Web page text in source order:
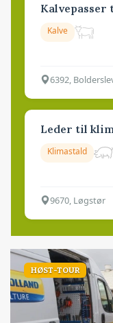
Kalvepasser
Kalve
6392,
Leder til
Klimastald
9670, Løgstør
HØST-TOUR